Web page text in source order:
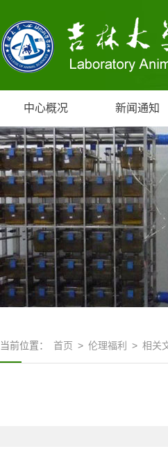
中心概况 新闻通知
当前位置： 首页 > 伦理福利 > 相关